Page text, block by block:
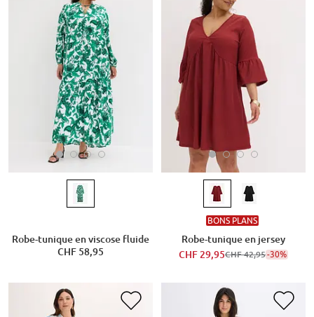
Robe-tunique en viscose fluide
CHF 58,95
BONS PLANS
Robe-tunique en jersey
CHF 29,95CHF 42,95-30%